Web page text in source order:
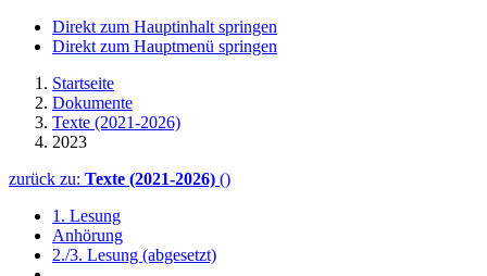
Direkt zum Hauptinhalt springen
Direkt zum Hauptmenü springen
Startseite
Dokumente
Texte (2021-2026)
2023
zurück zu: Texte (2021-2026) ()
1. Lesung
Anhörung
2./3. Lesung (abgesetzt)